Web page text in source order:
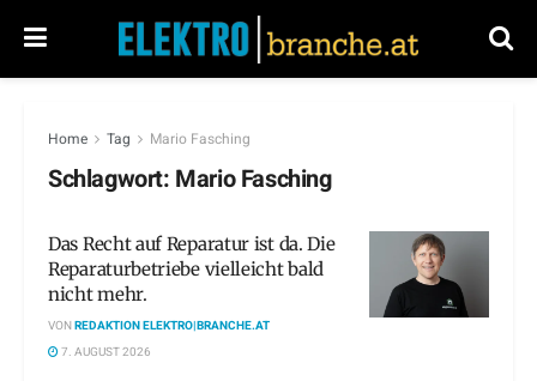
Home Tag Mario Fasching
Schlagwort: Mario Fasching
Das Recht auf Reparatur ist da. Die
Reparaturbetriebe vielleicht bald
nicht mehr.
VONREDAKTION ELEKTRO|BRANCHE.AT
7. AUGUST 2026